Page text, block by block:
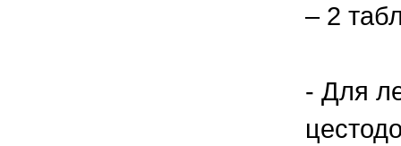
– 2
- Для